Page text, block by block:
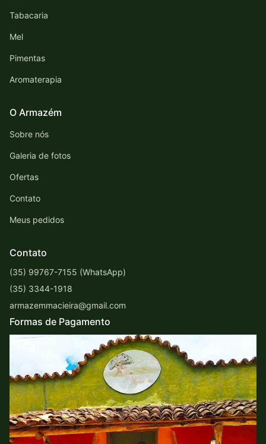
Tabacaria
Mel
Pimentas
Aromaterapia
O Armazém
Sobre nós
Galeria de fotos
Ofertas
Contato
Meus pedidos
Contato
(35) 99767-7155 (WhatsApp)
(35) 3344-1918
armazemmacieira@gmail.com
Formas de Pagamento